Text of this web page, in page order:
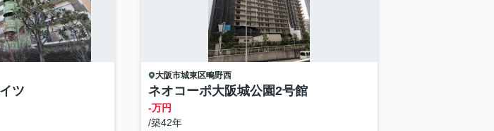
ツ
大阪市城東区鴫野西
ネオコーポ大阪城公園2号館
-万円
/築42年